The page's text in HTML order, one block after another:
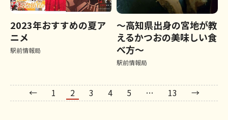
2023年おすすめの夏ア
ニメ
駅前情報局
～高知県出身の宮地が教
えるかつおの美味しい食
べ方～
駅前情報局
← 1 2 3 4 5 … 13 →